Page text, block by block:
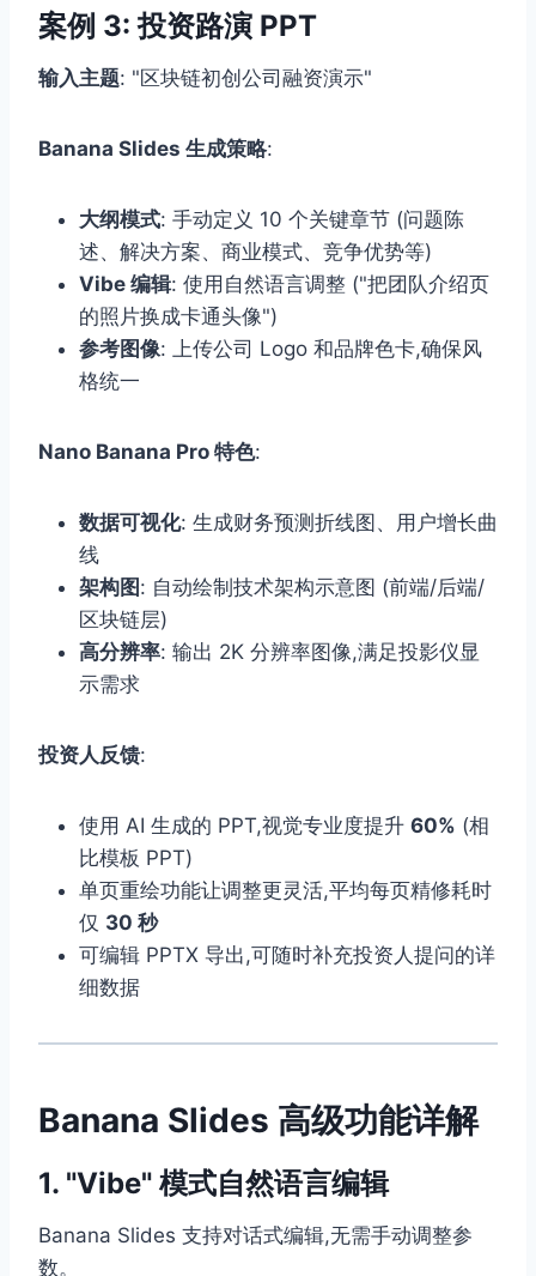
案例 3: 投资路演 PPT
输入主题: "区块链初创公司融资演示"
Banana Slides 生成策略:
大纲模式: 手动定义 10 个关键章节 (问题陈
述、解决方案、商业模式、竞争优势等)
Vibe 编辑: 使用自然语言调整 ("把团队介绍页
的照片换成卡通头像")
参考图像: 上传公司 Logo 和品牌色卡,确保风
格统一
Nano Banana Pro 特色:
数据可视化: 生成财务预测折线图、用户增长曲
线
架构图 : 自动绘制技术架构示意图 (前端/后端/
区块链层)
高分辨率: 输出 2K 分辨率图像,满足投影仪显
示需求
投资人反馈:
使用 AI 生成的 PPT,视觉专业度提升 60% (相
比模板 PPT)
单页重绘功能让调整更灵活,平均每页精修耗时
仅 30 秒
可编辑 PPTX 导出,可随时补充投资人提问的详
细数据
Banana Slides 高级功能详解
1. "Vibe" 模式自然语言编辑
Banana Slides 支持对话式编辑,无需手动调整参
数。